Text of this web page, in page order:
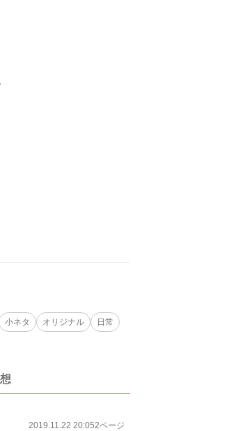
小ネタ オリジナル 日常
2019.11.22 20:052ページ